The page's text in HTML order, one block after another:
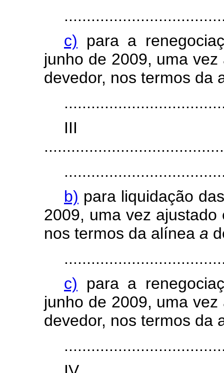
c) para a
junho de 2009, uma
devedor, nos termos da
b) para liquidação
2009, uma vez
nos termos da alínea a
c) para a
junho de 2009, uma
devedor, nos termos da